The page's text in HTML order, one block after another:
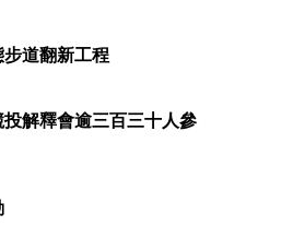
道翻新工程
解釋會逾三百三十人參